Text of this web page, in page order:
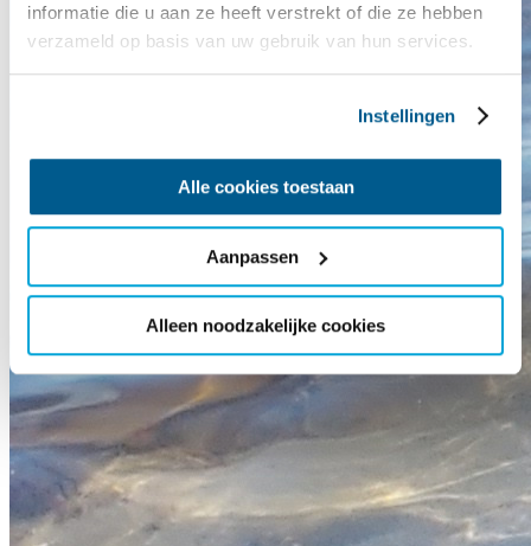
informatie die u aan ze heeft verstrekt of die ze hebben
verzameld op basis van uw gebruik van hun services.
Instellingen
Alle cookies toestaan
Aanpassen
Alleen noodzakelijke cookies